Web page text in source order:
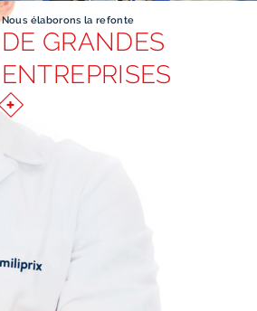
Nous élaborons la refonte
DE GRANDES
ENTREPRISES